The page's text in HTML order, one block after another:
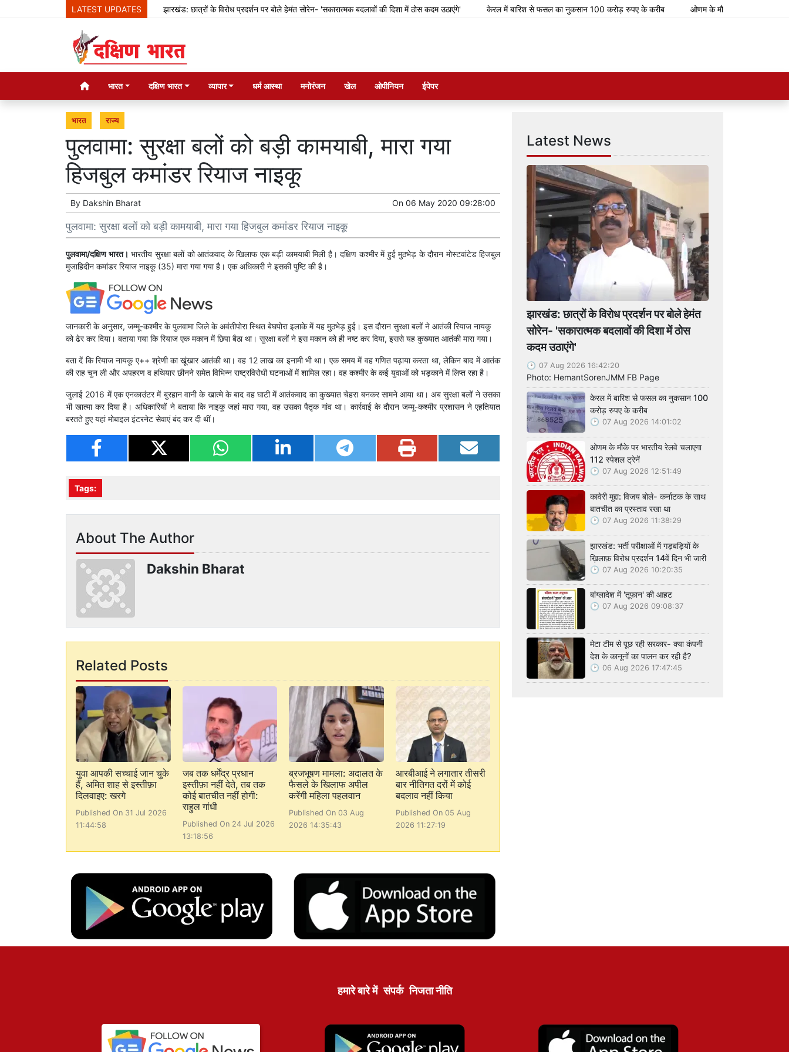
LATEST UPDATES झारखंड: छात्रों के विरोध प्रदर्शन पर बोले हेमंत सोरेन- 'सकारात्मक बदलावों की दिशा में ठोस कदम उठाएंगे' केरल में बारिश से फसल का नुकसान 100 करोड़ रुपए के करीब ओणम के मौके पर भारतीय रेलवे
भारत दक्षिण भारत व्यापार धर्म आस्था मनोरंजन खेल ओपीनियन ईपेपर
भारत राज्य
पुलवामा: सुरक्षा बलों को बड़ी ​कामयाबी, मारा गया
हिजबुल कमांडर रियाज नाइकू
By Dakshin Bharat On 06 May 2020 09:28:00
पुलवामा: सुरक्षा बलों को बड़ी ​कामयाबी, मारा गया हिजबुल कमांडर रियाज नाइकू
पुलवामा/दक्षिण भारत। भारतीय सुरक्षा बलों को आतंकवाद के खिलाफ एक बड़ी कामयाबी मिली है। दक्षिण कश्मीर में हुई मुठभेड़ के दौरान मोस्टवांटेड हिजबुल
मुजाहिदीन कमांडर रियाज नाइकू (35) मारा गया गया है। एक अधिकारी ने इसकी पुष्टि की है।
जानकारी के अनुसार, जम्मू-कश्मीर के पुलवामा जिले के अवंतीपोरा स्थित बेघपोरा इलाके में यह मुठभेड़ हुई। इस दौरान सुरक्षा बलों ने आतंकी रियाज नायकू
को ढेर कर दिया। बताया गया कि रियाज एक मकान में छिपा बैठा था। सुरक्षा बलों ने इस मकान को ही नष्ट कर दिया, इससे यह कुख्यात आतंकी मारा गया।
बता दें कि रियाज नायकू ए++ श्रेणी का खूंखार आतंकी था। वह 12 लाख का इनामी भी था। एक समय में वह गणित पढ़ाया करता था, लेकिन बाद में आतंक
की राह चुन ली और अपहरण व हथियार ​छीनने समेत विभिन्न राष्ट्रविरोधी घटनाओं में शामिल रहा। वह कश्मीर के कई युवाओं को भड़काने में लिप्त रहा है।
जुलाई 2016 में एक एनकाउंटर में बुरहान वानी के खात्मे के बाद वह घाटी में आतंकवाद का कुख्यात चेहरा बनकर सामने आया था। अब सुरक्षा बलों ने उसका
भी खात्मा कर दिया है। अधिकारियों ने बताया कि नाइकू जहां मारा गया, वह उसका पैतृक गांव था। कार्रवाई के दौरान जम्मू-कश्मीर प्रशासन ने एहतियात
बरतते हुए यहां मोबाइल इंटरनेट सेवाएं बंद कर दी थीं।
Tags:
About The Author
Dakshin Bharat
Related Posts
युवा आपकी सच्चाई जान चुके
हैं, अमित शाह से इस्तीफ़ा
दिलवाइए: खरगे
Published On 31 Jul 2026
11:44:58
जब तक धर्मेंद्र प्रधान
इस्तीफ़ा नहीं देते, तब तक
कोई बातचीत नहीं होगी:
राहुल गांधी
Published On 24 Jul 2026
13:18:56
ब्रजभूषण मामला: अदालत के
फैसले के खिलाफ अपील
करेंगी महिला पहलवान
Published On 03 Aug
2026 14:35:43
आरबीआई ने लगातार तीसरी
बार नीतिगत दरों में कोई
बदलाव नहीं किया
Published On 05 Aug
2026 11:27:19
Latest News
झारखंड: छात्रों के विरोध प्रदर्शन पर बोले हेमंत
सोरेन- 'सकारात्मक बदलावों की दिशा में ठोस
कदम उठाएंगे'
07 Aug 2026 16:42:20
Photo: HemantSorenJMM FB Page
केरल में बारिश से फसल का नुकसान 100
करोड़ रुपए के करीब
07 Aug 2026 14:01:02
ओणम के मौके पर भारतीय रेलवे चलाएगा
112 स्पेशल ट्रेनें
07 Aug 2026 12:51:49
कावेरी मुद्दा: विजय बोले- कर्नाटक के साथ
बातचीत का प्रस्ताव रखा था
07 Aug 2026 11:38:29
झारखंड: भर्ती परीक्षाओं में गड़बड़ियों के
ख़िलाफ़ विरोध प्रदर्शन 14वें दिन भी जारी
07 Aug 2026 10:20:35
बांग्लादेश में 'तूफान' की आहट
07 Aug 2026 09:08:37
मेटा टीम से पूछ रही सरकार- क्या कंपनी
देश के कानूनों का पालन कर रही है?
06 Aug 2026 17:47:45
हमारे बारे में संपर्क निजता नीति